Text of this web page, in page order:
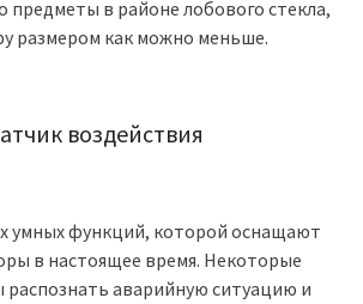
предметы в районе лобового стекла,
размером как можно меньше.
воздействия
умных функций, которой оснащают
в настоящее время. Некоторые
распознать аварийную ситуацию и